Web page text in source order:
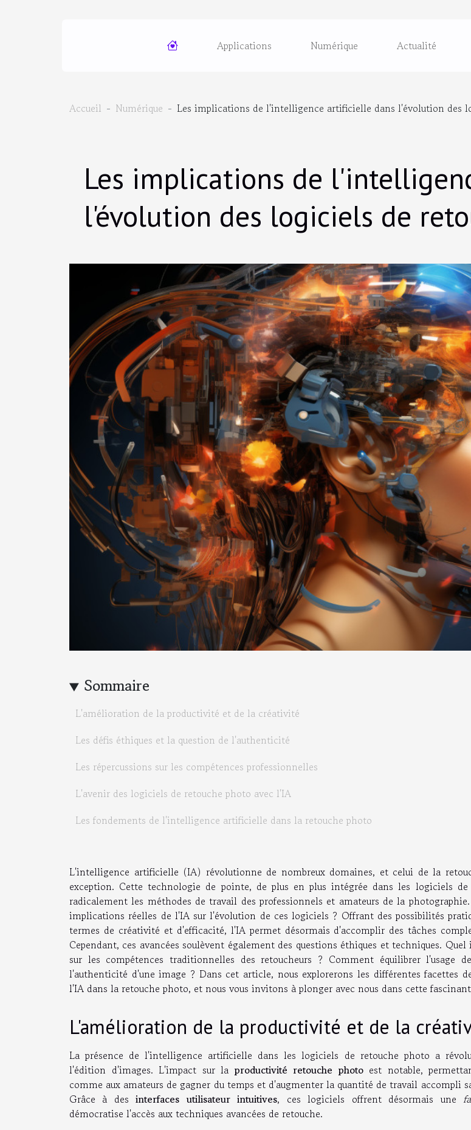
Applications Numérique Actualité
Accueil Numérique Les implications de l'intelligence artificielle dans l'évolution des
Les implications de
l'évolution des logiciels de
Sommaire
L'amélioration de la productivité et de la créativité
Les défis éthiques et la question de l'authenticité
Les répercussions sur les compétences professionnelles
L'avenir des logiciels de retouche photo avec l'IA
Les fondements de l'intelligence artificielle dans la retouche photo
L'intelligence artificielle (IA) révolutionne de nombreux domaines, et celui de la
exception. Cette technologie de pointe, de plus en plus intégrée dans les logiciels de
radicalement les méthodes de travail des professionnels et amateurs de la
implications réelles de l'IA sur l'évolution de ces logiciels ? Offrant des possibilités
termes de créativité et d'efficacité, l'IA permet désormais d'accomplir des tâches
Cependant, ces avancées soulèvent également des questions éthiques et techniques.
sur les compétences traditionnelles des retoucheurs ? Comment équilibrer l'usage
l'authenticité d'une image ? Dans cet article, nous explorerons les différentes facettes
l'IA dans la retouche photo, et nous vous invitons à plonger avec nous dans cette
L'amélioration de la productivité et de la
La présence de l'intelligence artificielle dans les logiciels de retouche photo a
l'édition d'images. L'impact sur la productivité retouche photoest notable,
comme aux amateurs de gagner du temps et d'augmenter la quantité de travail accompli
Grâce à desinterfaces utilisateur intuitives, ces logiciels offrent désormais une
démocratise l'accès aux techniques avancées de retouche.